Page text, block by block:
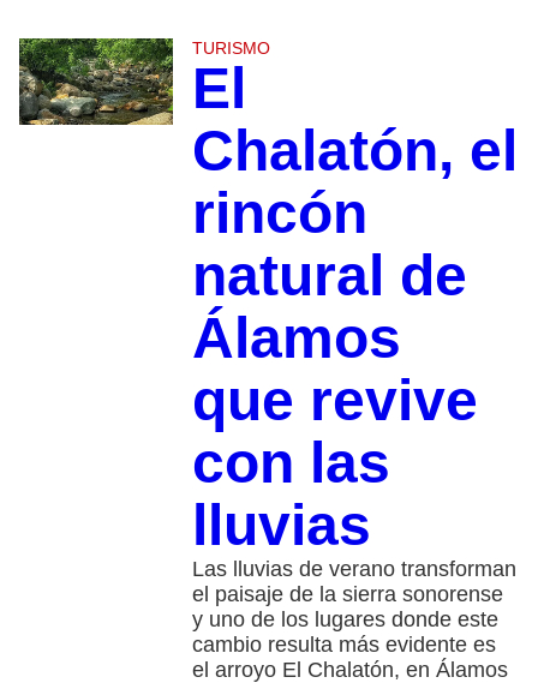
TURISMO
El
Chalatón, el
rincón
natural de
Álamos
que revive
con las
lluvias
Las lluvias de verano transforman
el paisaje de la sierra sonorense
y uno de los lugares donde este
cambio resulta más evidente es
el arroyo El Chalatón, en Álamos